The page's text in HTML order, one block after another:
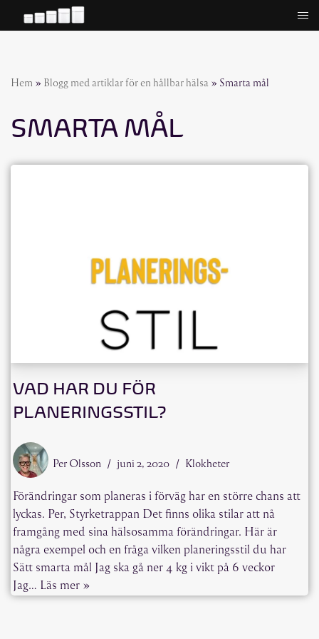
Hem » Blogg med artiklar för en hållbar hälsa » Smarta mål
SMARTA MÅL
VAD HAR DU FÖR
PLANERINGSSTIL?
Per Olsson juni 2, 2020 Klokheter
Förändringar som planeras i förväg har en större chans att
lyckas. Per, Styrketrappan Det finns olika stilar att nå
framgång med sina hälsosamma förändringar. Här är
några exempel och en fråga vilken planeringsstil du har
Sätt smarta mål Jag ska gå ner 4 kg i vikt på 6 veckor
Jag… Läs mer »